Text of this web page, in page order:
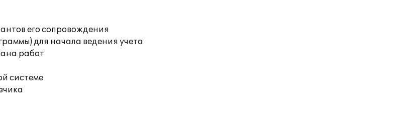
его сопровождения
для начала ведения учета
работ
системе